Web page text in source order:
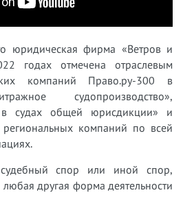
юридическая фирма «Ветров и
годах отмечена отраслевым
компаний Право.ру-300 в
судопроизводство»,
в судах общей юрисдикции» и
компаний по всей
спор или иной спор,
другая форма деятельности